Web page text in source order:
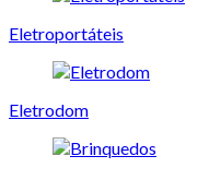
Eletroportáteis
Eletrodom